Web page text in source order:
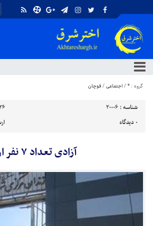
گروه : *
/اجتماعی/قوچان
شناسه : 20006
۲۶ بهمن ۱۳۹۹ - ۱۸:۴۰
۰ دیدگاه
آزادی تعداد ۷ نفر از محکومین زندان قوچان